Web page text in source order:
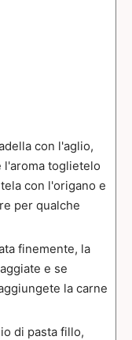
con l'aglio,
l'aroma toglietelo
con l'origano e
per qualche
finemente, la
e se
la carne
di pasta fillo,